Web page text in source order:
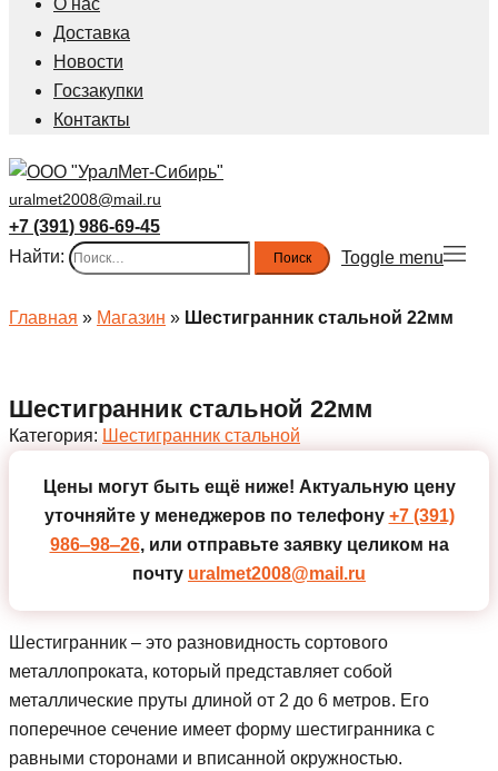
О нас
Доставка
Новости
Госзакупки
Контакты
uralmet2008@mail.ru
+7 (391) 986-69-45
Найти:
Toggle menu
Главная » Магазин » Шестигранник стальной 22мм
Шестигранник стальной 22мм
Категория: Шестигранник стальной
Цены могут быть ещё ниже! Актуальную цену
уточняйте у менеджеров по телефону +7 (391)
986‒98‒26, или отправьте заявку целиком на
почту uralmet2008@mail.ru
Шестигранник – это разновидность сортового
металлопроката, который представляет собой
металлические пруты длиной от 2 до 6 метров. Его
поперечное сечение имеет форму шестигранника с
равными сторонами и вписанной окружностью.